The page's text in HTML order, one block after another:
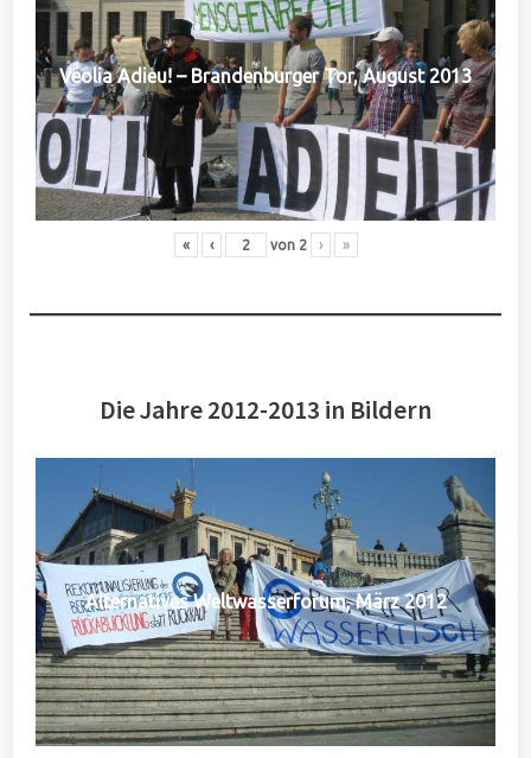
Veolia Adieu! – Brandenburger Tor, August 2013
« ‹ von 2 › »
Die Jahre 2012-2013 in Bildern
Alternatives Weltwasserforum, März 2012